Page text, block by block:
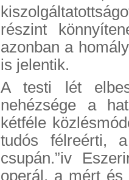
részint
azonban a
is jelentik.
A testi lét
nehézsége a
kétféle
tudós félreérti,
csupán.”iv
operál, a mért és